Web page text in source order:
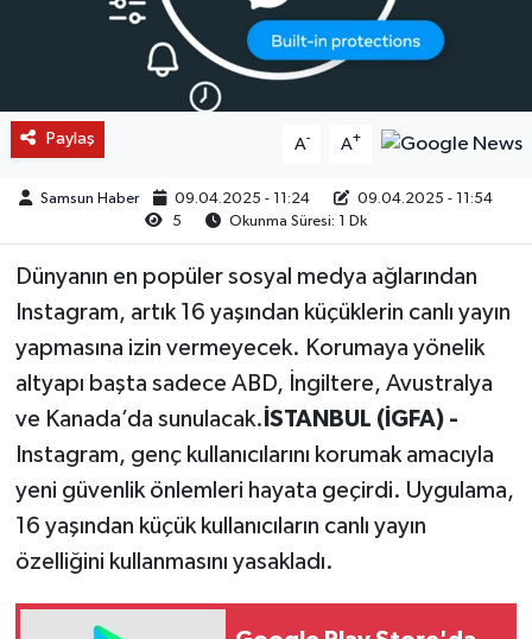
Paylaş A- A+
Samsun Haber 09.04.2025 - 11:24
09.04.2025 - 11:54
5
Okunma Süresi: 1 Dk
Dünyanın en popüler sosyal medya ağlarından
Instagram, artık 16 yaşından küçüklerin canlı yayın
yapmasına izin vermeyecek. Korumaya yönelik
altyapı başta sadece ABD, İngiltere, Avustralya
ve Kanada’da sunulacak. İSTANBUL (İGFA) -
Instagram, genç kullanıcılarını korumak amacıyla
yeni güvenlik önlemleri hayata geçirdi. Uygulama,
16 yaşından küçük kullanıcıların canlı yayın
özelliğini kullanmasını yasakladı.